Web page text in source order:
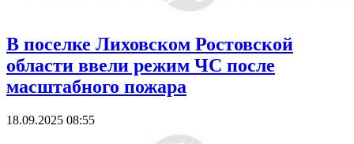
В поселке Лиховском Ростовской
области ввели режим ЧС после
масштабного пожара
18.09.2025 08:55